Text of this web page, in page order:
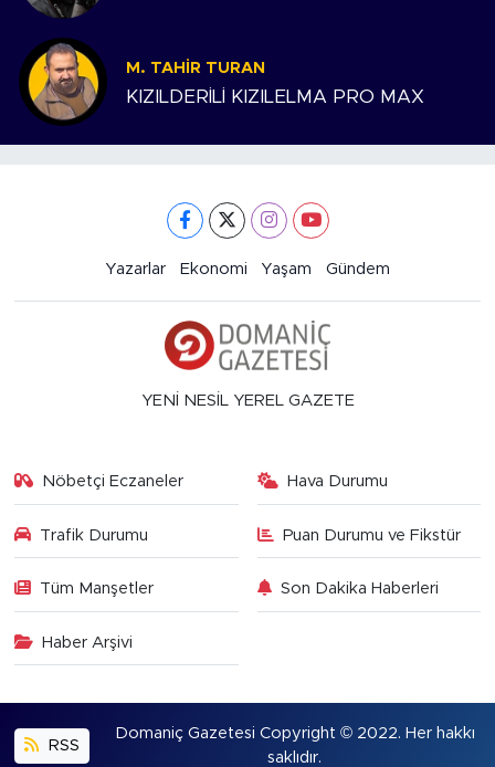
M. TAHIR TURAN
KIZILDERİLİ KIZILELMA PRO MAX
Yazarlar Ekonomi Yaşam Gündem
YENİ NESİL YEREL GAZETE
Nöbetçi Eczaneler Hava Durumu
Trafik Durumu Puan Durumu ve Fikstür
Tüm Manşetler Son Dakika Haberleri
Haber Arşivi
RSS
Domaniç Gazetesi Copyright © 2022. Her hakkı
saklıdır.